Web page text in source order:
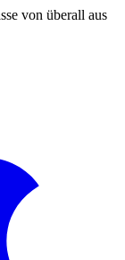
von überall aus